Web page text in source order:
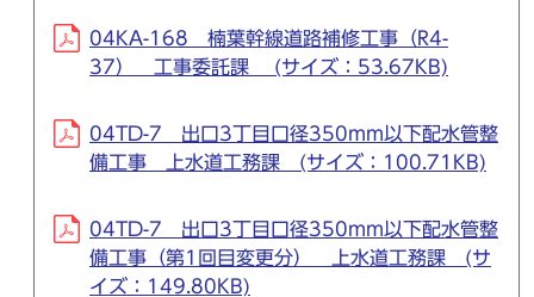
04KA-168 楠葉幹線道路補修工事（R4-
37） 工事委託課 (サイズ：53.67KB)
04TD-7 出口3丁目口径350mm以下配水管整
備工事 上水道工務課 (サイズ：100.71KB)
04TD-7 出口3丁目口径350mm以下配水管整
備工事（第1回目変更分） 上水道工務課 (サ
イズ：149.80KB)